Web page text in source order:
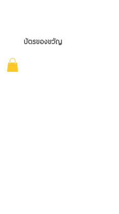
บัตรของขวัญ